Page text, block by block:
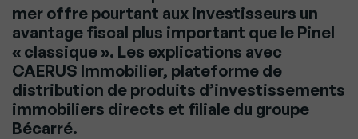
mer offre pourtant aux investisseurs un
avantage fiscal plus important que le Pinel
« classique ». Les explications avec
CAERUS Immobilier, plateforme de
distribution de produits d’investissements
immobiliers directs et filiale du groupe
Bécarré.